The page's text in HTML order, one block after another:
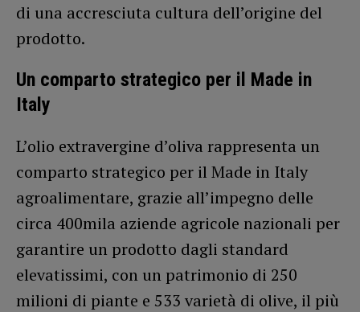
di una accresciuta cultura dell’origine del
prodotto.
Un comparto strategico per il Made in
Italy
L’olio extravergine d’oliva rappresenta un
comparto strategico per il Made in Italy
agroalimentare, grazie all’impegno delle
circa 400mila aziende agricole nazionali per
garantire un prodotto dagli standard
elevatissimi, con un patrimonio di 250
milioni di piante e 533 varietà di olive, il più